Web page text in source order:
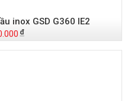
inox GSD G360 IE2